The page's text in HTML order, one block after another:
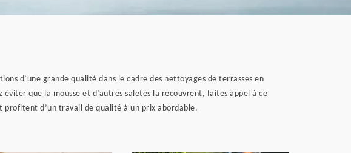
d’une grande qualité dans le cadre des nettoyages de terrasses en
que la mousse et d’autres saletés la recouvrent, faites appel à ce
profitent d’un travail de qualité à un prix abordable.